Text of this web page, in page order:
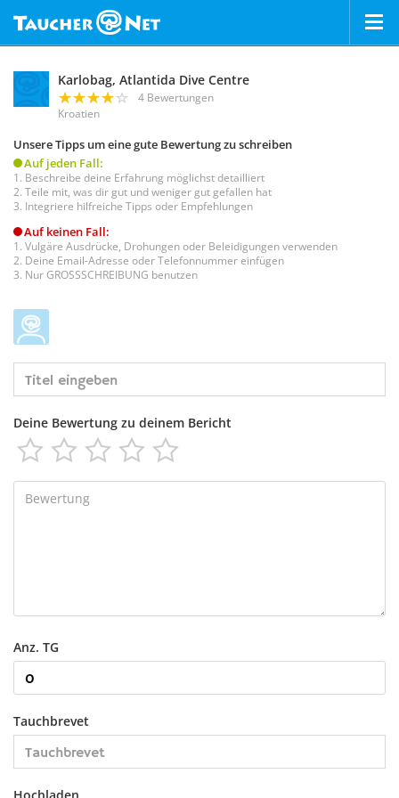
Karlobag, Atlantida Dive Centre
4 Bewertungen
Kroatien
Unsere Tipps um eine gute Bewertung zu schreiben
Auf jeden Fall:
Beschreibe deine Erfahrung möglichst detailliert
Teile mit, was dir gut und weniger gut gefallen hat
Integriere hilfreiche Tipps oder Empfehlungen
Auf keinen Fall:
Vulgäre Ausdrücke, Drohungen oder Beleidigungen verwenden
Deine Email-Adresse oder Telefonnummer einfügen
Nur GROSSSCHREIBUNG benutzen
Deine Bewertung zu deinem Bericht
    
Anz. TG
Tauchbrevet